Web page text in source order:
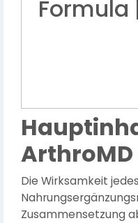
ArthroMD
Die Wirksamkeit jedes
Zusammensetzung